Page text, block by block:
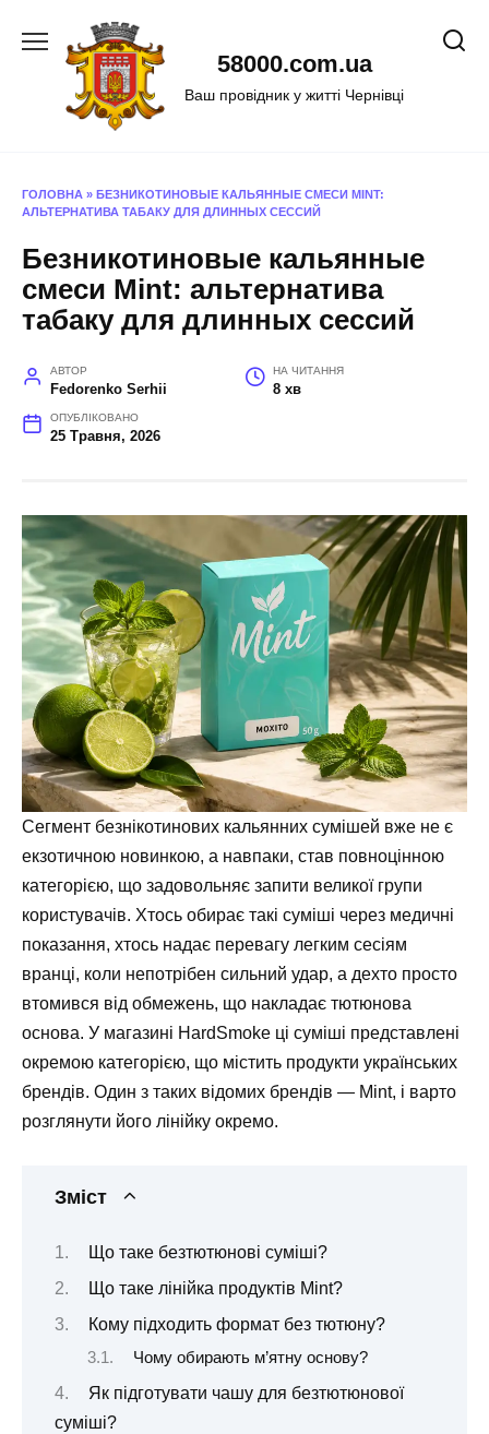
58000.com.ua
Ваш провідник у житті Чернівці
ГОЛОВНА » БЕЗНИКОТИНОВЫЕ КАЛЬЯННЫЕ СМЕСИ MINT:
АЛЬТЕРНАТИВА ТАБАКУ ДЛЯ ДЛИННЫХ СЕССИЙ
Безникотиновые кальянные
смеси Mint: альтернатива
табаку для длинных сессий
АВТОР
Fedorenko Serhii
НА ЧИТАННЯ
8 хв
ОПУБЛІКОВАНО
25 Травня, 2026
Сегмент безнікотинових кальянних сумішей вже не є
екзотичною новинкою, а навпаки, став повноцінною
категорією, що задовольняє запити великої групи
користувачів. Хтось обирає такі суміші через медичні
показання, хтось надає перевагу легким сесіям
вранці, коли непотрібен сильний удар, а дехто просто
втомився від обмежень, що накладає тютюнова
основа. У магазині HardSmoke ці суміші представлені
окремою категорією, що містить продукти українських
брендів. Один з таких відомих брендів — Mint, і варто
розглянути його лінійку окремо.
Зміст
Що таке безтютюнові суміші?
Що таке лінійка продуктів Mint?
Кому підходить формат без тютюну?
Чому обирають м’ятну основу?
Як підготувати чашу для безтютюнової
суміші?